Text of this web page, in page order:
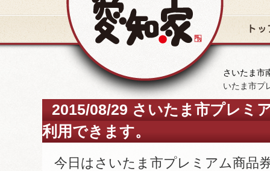
さいたま市
いたま市プ
2015/08/29 さいたま市プレミ
利用できます。
今日はさいたま市プレミアム商品